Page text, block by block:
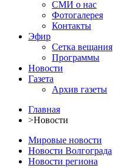
СМИ о нас
Фотогалерея
Контакты
Эфир
Сетка вещания
Программы
Новости
Газета
Архив газеты
Главная
>Новости
Мировые новости
Новости Волгограда
Новости региона